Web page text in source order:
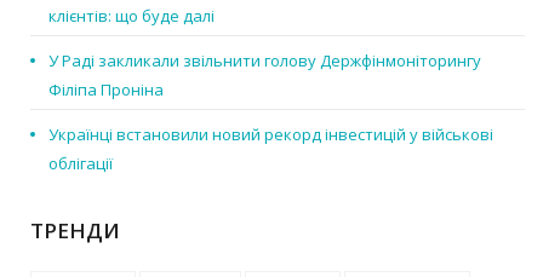
клієнтів: що буде далі
У Раді закликали звільнити голову Держфінмоніторингу
Філіпа Проніна
Українці встановили новий рекорд інвестицій у військові
облігації
ТРЕНДИ